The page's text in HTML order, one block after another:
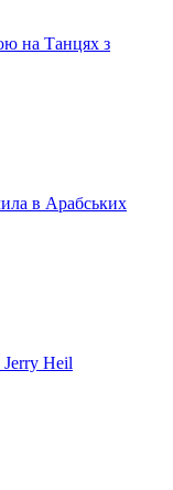
на Танцях з
в Арабських
Jerry Heil